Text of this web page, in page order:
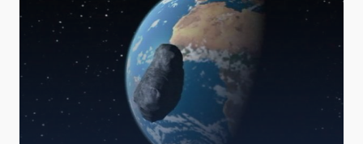
LINES OF INSTRUMENTATION
IACTEC LINES